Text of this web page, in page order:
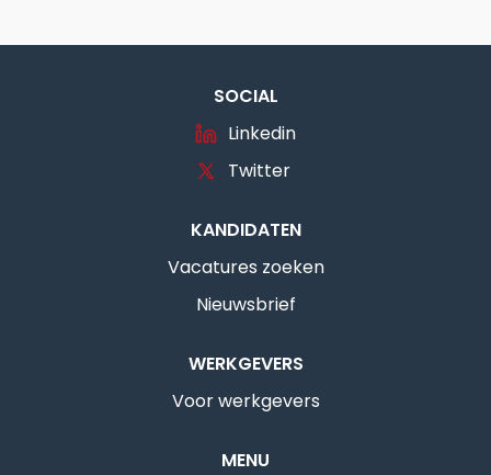
SOCIAL
Linkedin
Twitter
KANDIDATEN
Vacatures zoeken
Nieuwsbrief
WERKGEVERS
Voor werkgevers
MENU